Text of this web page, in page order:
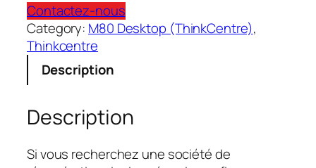
Contactez-nous
Category: M80 Desktop (ThinkCentre)
Thinkcentre
Description
Description
Si vous recherchez une société de